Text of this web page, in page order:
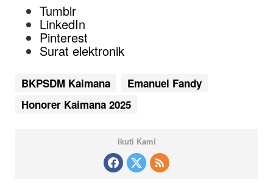
Tumblr
LinkedIn
Pinterest
Surat elektronik
BKPSDM Kaimana
Emanuel Fandy
Honorer Kaimana 2025
Ikuti Kami